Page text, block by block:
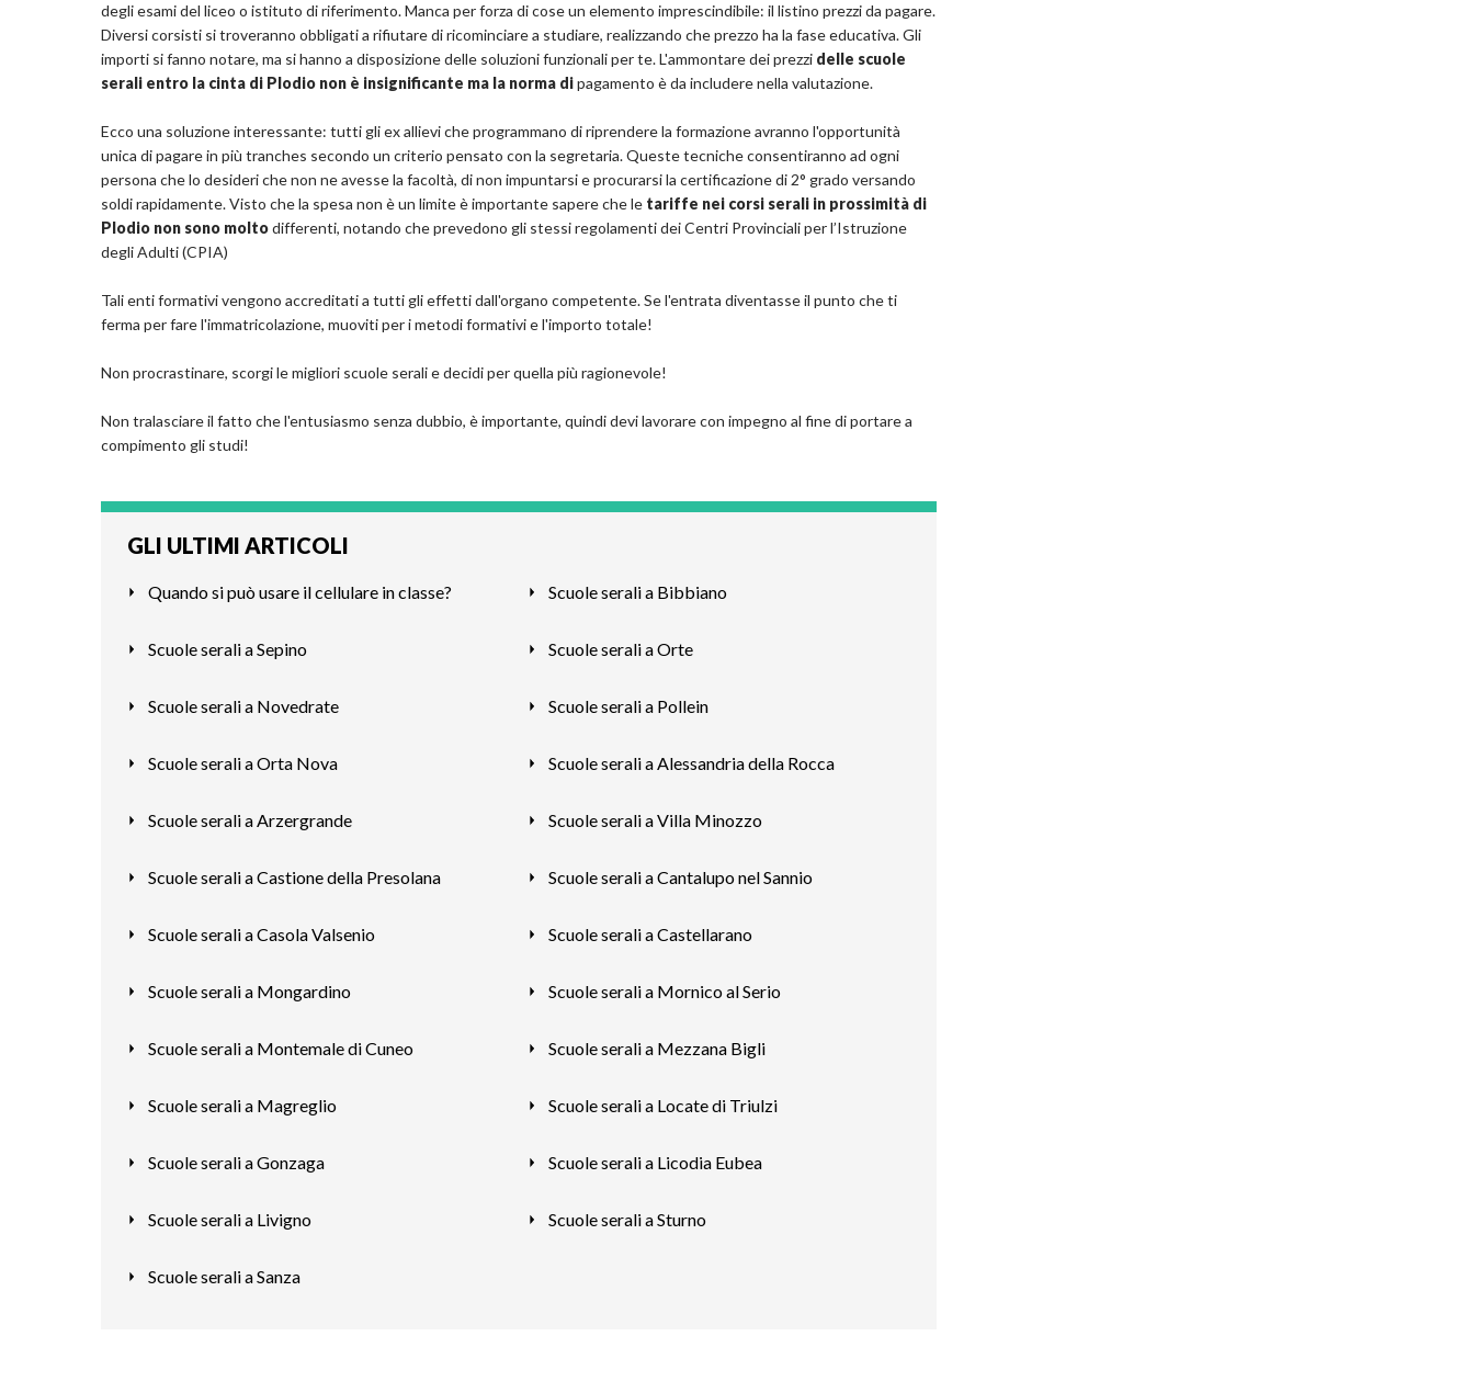
degli esami del liceo o istituto di riferimento. Manca per forza di cose un elemento imprescindibile: il listino prezzi da pagare.
Diversi corsisti si troveranno obbligati a rifiutare di ricominciare a studiare, realizzando che prezzo ha la fase educativa. Gli
importi si fanno notare, ma si hanno a disposizione delle soluzioni funzionali per te. L'ammontare dei prezzi delle scuole
serali entro la cinta di Plodio non è insignificante ma la norma dipagamento è da includere nella valutazione.
Ecco una soluzione interessante: tutti gli ex allievi che programmano di riprendere la formazione avranno l'opportunità
unica di pagare in più tranches secondo un criterio pensato con la segretaria. Queste tecniche consentiranno ad ogni
persona che lo desideri che non ne avesse la facoltà, di non impuntarsi e procurarsi la certificazione di 2° grado versando
soldi rapidamente. Visto che la spesa non è un limite è importante sapere che le tariffe nei corsi serali in prossimità di
Plodio non sono moltodifferenti, notando che prevedono gli stessi regolamenti dei Centri Provinciali per l’Istruzione
degli Adulti (CPIA)
Tali enti formativi vengono accreditati a tutti gli effetti dall'organo competente. Se l'entrata diventasse il punto che ti
ferma per fare l'immatricolazione, muoviti per i metodi formativi e l'importo totale!
Non procrastinare, scorgi le migliori scuole serali e decidi per quella più ragionevole!
Non tralasciare il fatto che l'entusiasmo senza dubbio, è importante, quindi devi lavorare con impegno al fine di portare a
compimento gli studi!
GLI ULTIMI ARTICOLI
Quando si può usare il cellulare in classe? Scuole serali a Bibbiano
Scuole serali a Sepino Scuole serali a Orte
Scuole serali a Novedrate Scuole serali a Pollein
Scuole serali a Orta Nova Scuole serali a Alessandria della Rocca
Scuole serali a Arzergrande Scuole serali a Villa Minozzo
Scuole serali a Castione della Presolana Scuole serali a Cantalupo nel Sannio
Scuole serali a Casola Valsenio Scuole serali a Castellarano
Scuole serali a Mongardino Scuole serali a Mornico al Serio
Scuole serali a Montemale di Cuneo Scuole serali a Mezzana Bigli
Scuole serali a Magreglio Scuole serali a Locate di Triulzi
Scuole serali a Gonzaga Scuole serali a Licodia Eubea
Scuole serali a Livigno Scuole serali a Sturno
Scuole serali a Sanza